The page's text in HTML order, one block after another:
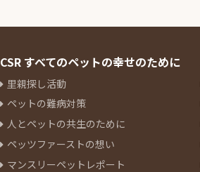
CSR すべてのペットの幸せのために
里親探し活動
ペットの難病対策
人とペットの共生のために
ペッツファーストの想い
マンスリーペットレポート